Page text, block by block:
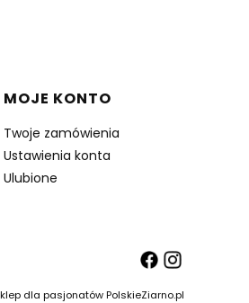
MOJE KONTO
Twoje zamówienia
Ustawienia konta
Ulubione
dla pasjonatów PolskieZiarno.pl